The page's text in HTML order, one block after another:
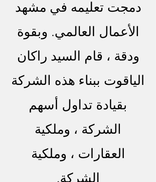
دمجت تعليمه في مشهد
الأعمال العالمي. وبقوة
ودقة ، قام السيد راكان
الياقوت ببناء هذه الشركة
بقيادة تداول أسهم
الشركة ، وملكية
العقارات ، وملكية
الشركة.